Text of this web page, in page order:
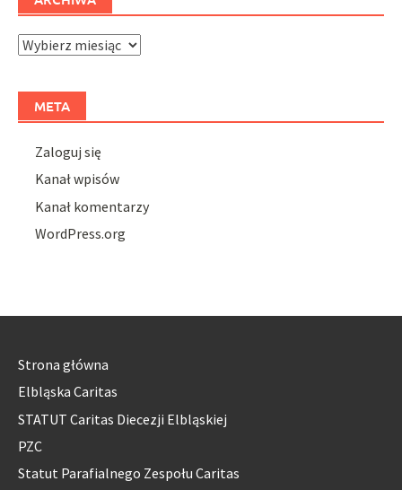
Archiwa
META
Zaloguj się
Kanał wpisów
Kanał komentarzy
WordPress.org
Strona główna
Elbląska Caritas
STATUT Caritas Diecezji Elbląskiej
PZC
Statut Parafialnego Zespołu Caritas